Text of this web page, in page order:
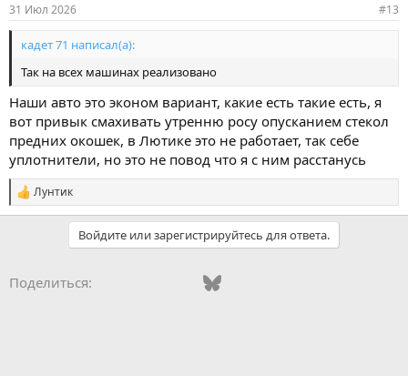
31 Июл 2026 #13
кадет 71 написал(а):
Так на всех машинах реализовано
Наши авто это эконом вариант, какие есть такие есть, я
вот привык смахивать утренню росу опусканием стекол
предних окошек, в Лютике это не работает, так себе
уплотнители, но это не повод что я с ним расстанусь
С
и
и
Лунтик
Войдите или зарегистрируйтесь для ответа.
Поделиться: Odnoklassniki
Mail.ruBluesky